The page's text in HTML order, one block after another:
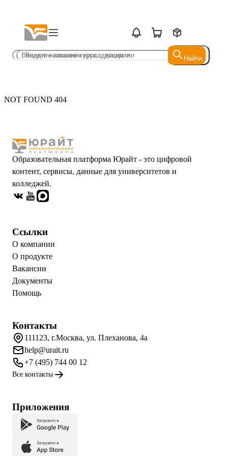
Найти
Найти
NOT FOUND 404
Образовательная платформа Юрайт - это цифровой
контент, сервисы, данные для университетов и
колледжей.
Ссылки
О компании
О продукте
Вакансии
Документы
Помощь
Контакты
111123, г.Москва, ул. Плеханова, 4а
help@urait.ru
+7 (495) 744 00 12
Все контакты
Приложения